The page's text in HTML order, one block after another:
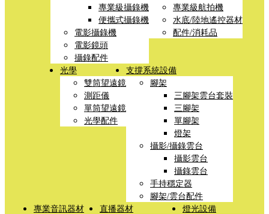
專業級攝錄機
便攜式攝錄機
電影攝錄機
電影鏡頭
攝錄配件
專業級航拍機
水底/陸地遙控器材
配件/消耗品
光學
雙筒望遠鏡
測距儀
單筒望遠鏡
光學配件
支撐系統設備
腳架
三腳架雲台套裝
三腳架
單腳架
燈架
攝影/攝錄雲台
攝影雲台
攝錄雲台
手持穩定器
腳架/雲台配件
專業音訊器材
直播器材
燈光設備